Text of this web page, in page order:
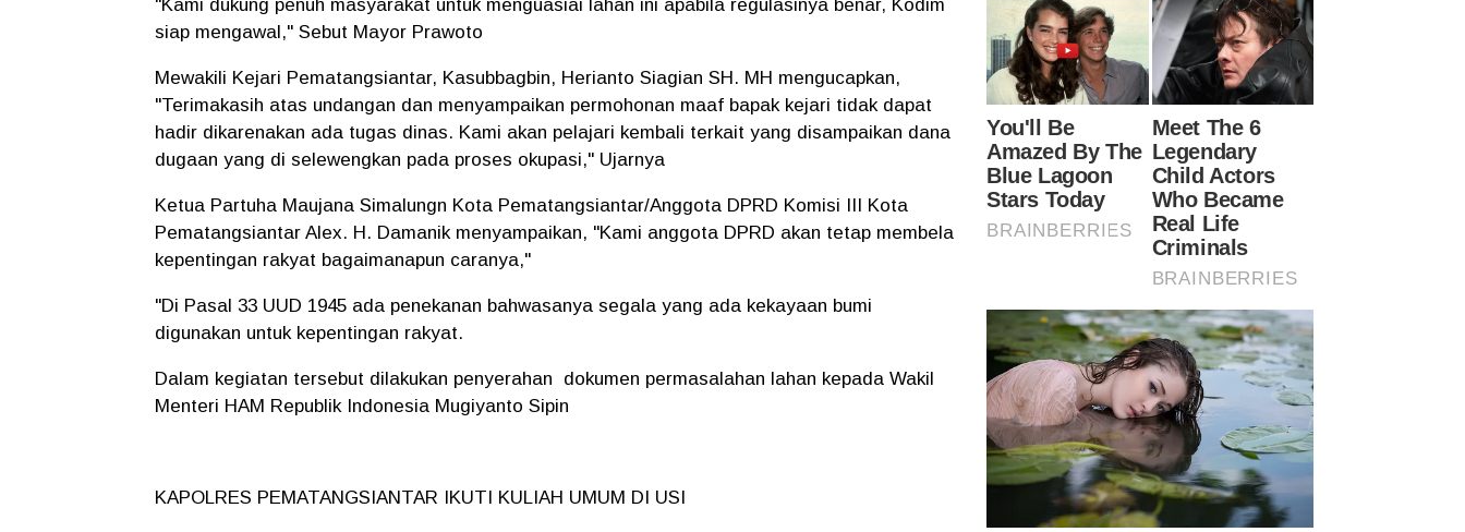
"Kami dukung penuh masyarakat untuk menguasiai lahan ini apabila regulasinya benar, Kodim
siap mengawal," Sebut Mayor Prawoto
Mewakili Kejari Pematangsiantar, Kasubbagbin, Herianto Siagian SH. MH mengucapkan,
"Terimakasih atas undangan dan menyampaikan permohonan maaf bapak kejari tidak dapat
hadir dikarenakan ada tugas dinas. Kami akan pelajari kembali terkait yang disampaikan dana
dugaan yang di selewengkan pada proses okupasi," Ujarnya
Ketua Partuha Maujana Simalungn Kota Pematangsiantar/Anggota DPRD Komisi III Kota
Pematangsiantar Alex. H. Damanik menyampaikan, "Kami anggota DPRD akan tetap membela
kepentingan rakyat bagaimanapun caranya,"
"Di Pasal 33 UUD 1945 ada penekanan bahwasanya segala yang ada kekayaan bumi
digunakan untuk kepentingan rakyat.
Dalam kegiatan tersebut dilakukan penyerahan dokumen permasalahan lahan kepada Wakil
Menteri HAM Republik Indonesia Mugiyanto Sipin
KAPOLRES PEMATANGSIANTAR IKUTI KULIAH UMUM DI USI